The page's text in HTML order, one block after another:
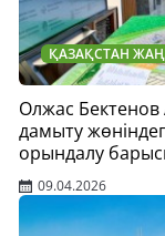
ҚАЗАҚСТАН
Олжас Бектенов
дамыту
орындалу
09.04.2026